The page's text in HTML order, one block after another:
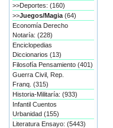
>>Deportes: (160)
>>Juegos/Magia (64)
Economía Derecho
Notaría: (228)
Enciclopedias
Diccionarios (13)
Filosofía Pensamiento (401)
Guerra Civil, Rep.
Franq. (315)
Historia-Militaría: (933)
Infantil Cuentos
Urbanidad (155)
Literatura Ensayo: (5443)